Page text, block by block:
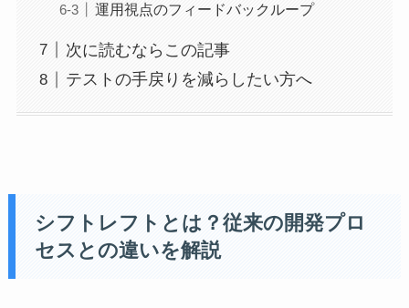
運用視点のフィードバックループ
次に読むならこの記事
テストの手戻りを減らしたい方へ
シフトレフトとは？従来の開発プロ
セスとの違いを解説